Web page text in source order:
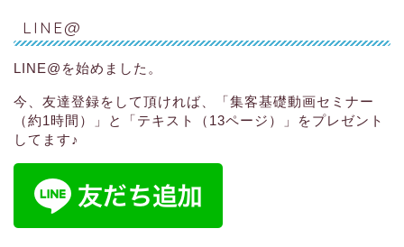
LINE@
LINE@を始めました。
今、友達登録をして頂ければ、
「集客基礎動画セミナー
（約1時間）」と「テキスト（13ページ）」
をプレゼント
してます♪